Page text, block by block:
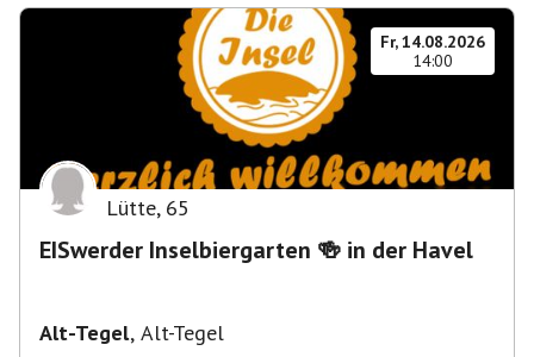
Fr, 14.08.2026
14:00
Lütte, 65
EISwerder Inselbiergarten 🍻 in der Havel
Alt-Tegel, Alt-Tegel